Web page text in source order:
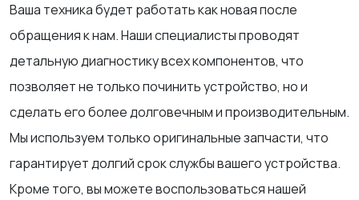
Ваша техника будет работать как новая после
обращения к нам. Наши специалисты проводят
детальную диагностику всех компонентов, что
позволяет не только починить устройство, но и
сделать его более долговечным и производительным.
Мы используем только оригинальные запчасти, что
гарантирует долгий срок службы вашего устройства.
Кроме того, вы можете воспользоваться нашей